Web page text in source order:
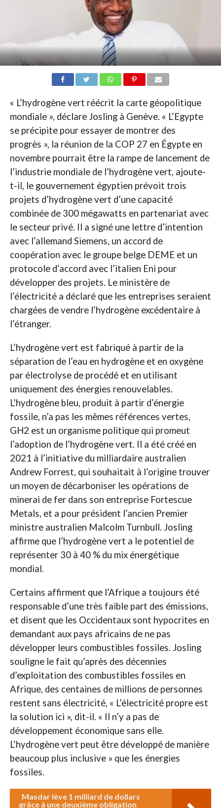
« L’hydrogène vert réécrit la carte géopolitique
mondiale », déclare Josling à Genève. « L’Egypte
se précipite pour essayer de montrer des
progrès », la réunion de la COP 27 en Égypte en
novembre pourrait être la rampe de lancement de
l’industrie mondiale de l’hydrogène vert, ajoute-
t-il, le gouvernement égyptien prévoit trois
projets d’hydrogène vert d’une capacité
combinée de 300 mégawatts en partenariat avec
le secteur privé. Il a signé une lettre d’intention
avec l’allemand Siemens, un accord de
coopération avec le groupe belge DEME et un
protocole d’accord avec l’italien Eni pour
développer des projets. Le ministère de
l’électricité a déclaré que les entreprises seraient
chargées de vendre l’hydrogène excédentaire à
l’étranger.
L’hydrogène vert est fabriqué à partir de la
séparation de l’eau en hydrogène et en oxygène
par électrolyse de procédé et en utilisant
uniquement des énergies renouvelables.
L’hydrogène bleu, produit à partir d’énergie
fossile, n’a pas les mêmes références vertes,
GH2 est un organisme politique qui promeut
l’adoption de l’hydrogène vert. Il a été créé en
2021 à l’initiative du milliardaire australien
Andrew Forrest, qui souhaitait à l’origine trouver
un moyen de décarboniser les opérations de
minerai de fer dans son entreprise Fortescue
Metals, et a pour président l’ancien Premier
ministre australien Malcolm Turnbull. Josling
affirme que l’hydrogène vert a le potentiel de
représenter 30 à 40 % du mix énergétique
mondial.
Certains affirment que l’Afrique a toujours été
responsable d’une très faible part des émissions,
et disent que les Occidentaux sont hypocrites en
demandant aux pays africains de ne pas
développer leurs combustibles fossiles. Josling
souligne le fait qu’après des décennies
d’exploitation des combustibles fossiles en
Afrique, des centaines de millions de personnes
restent sans électricité, « L’électricité propre est
la solution ici », dit-il. « Il n’y a pas de
développement économique sans elle.
L’hydrogène vert peut être développé de manière
beaucoup plus inclusive » que les énergies
fossiles.
Masdar lève 1 milliard de dollars
grâce à une deuxième obligation